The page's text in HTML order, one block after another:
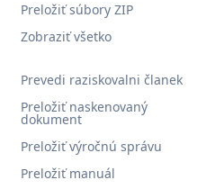
Prevedi raziskovalni članek
Preložiť naskenovaný
dokument
Preložiť výročnú správu
Preložiť manuál
Preložiť súbory ZIP
Zobraziť všetko